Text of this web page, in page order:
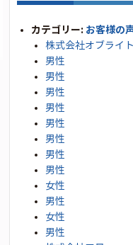
カテゴリー: お客様の
株式会社オブライト
男性
男性
男性
男性
男性
男性
男性
男性
女性
男性
女性
男性